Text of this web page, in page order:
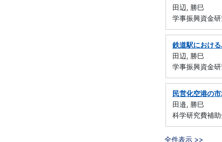
田辺, 勝巳
学事振興資金
鉄道駅におけ
田辺, 勝巳
学事振興資金
民営化空港の
田邉, 勝巳
科学研究費補
全件表示 >>